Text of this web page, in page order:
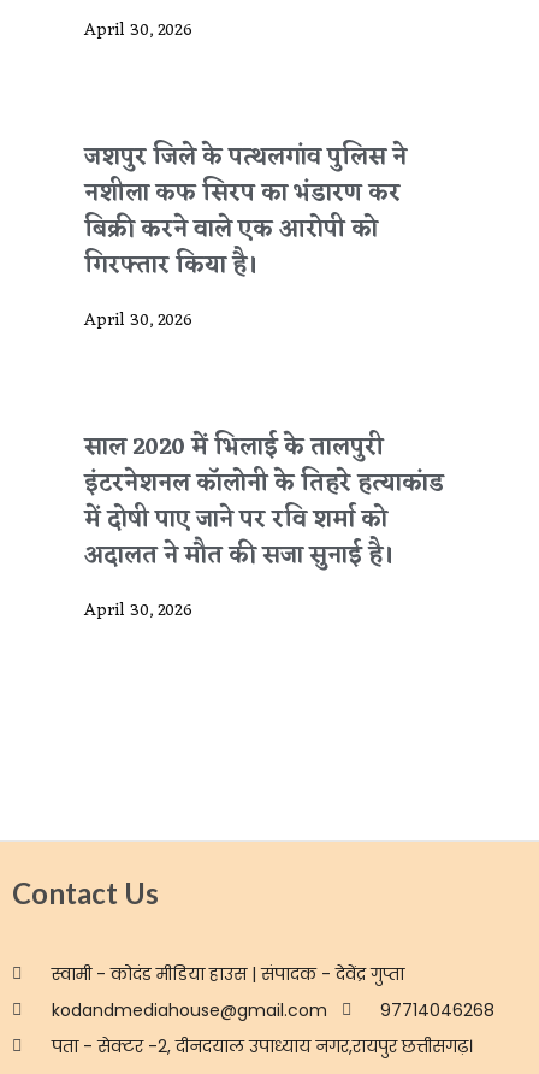
April 30, 2026
जशपुर जिले के पत्थलगांव पुलिस ने
नशीला कफ सिरप का भंडारण कर
बिक्री करने वाले एक आरोपी को
गिरफ्तार किया है।
April 30, 2026
साल 2020 में भिलाई के तालपुरी
इंटरनेशनल कॉलोनी के तिहरे हत्याकांड
में दोषी पाए जाने पर रवि शर्मा को
अदालत ने मौत की सजा सुनाई है।
April 30, 2026
Contact Us
स्वामी - कोदंड मीडिया हाउस | संपादक - देवेंद्र गुप्ता
kodandmediahouse@gmail.com
97714046268
पता - सेक्टर -2, दीनदयाल उपाध्याय नगर,रायपुर छत्तीसगढ़।